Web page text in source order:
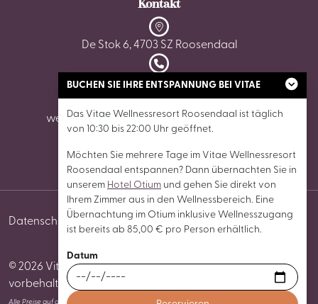
Kontakt
De Stok 6, 4703 SZ Roosendaal
0165 - 87 02 62
wellnessroosendaal@vitaewellnessresorts.nl
© 2026 Vitae Wellnessresort Roosendaal Alle Rechte
vorbehalten
Alle Preise auf dieser Website sind in Euro und inklusive Mehrwertsteuer angegeben, sofern
Datenschutz
Allgemeine
Cookie-
BUCHEN SIE IHRE ENTSPANNUNG BEI VITAE
Das Vitae Wellnessresort Roosendaal ist täglich
von 10:30 bis 22:00 Uhr geöffnet.
Möchten Sie mehrere Tage im Vitae Wellnessresort
Roosendaal entspannen? Dann übernachten Sie in
unserem Hotel Otium und gehen Sie direkt von
Ihrem Zimmer aus in den Wellnessbereich. Eine
Übernachtung im Otium inklusive Wellnesszugang
ist bereits ab 85,00 € pro Person erhältlich.
Datum